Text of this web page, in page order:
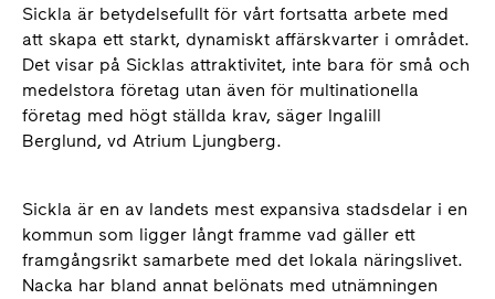
Sickla är betydelsefullt för vårt fortsatta arbete med
att skapa ett starkt, dynamiskt affärskvarter i området.
Det visar på Sicklas attraktivitet, inte bara för små och
medelstora företag utan även för multinationella
företag med högt ställda krav, säger Ingalill
Berglund, vd Atrium Ljungberg.
Sickla är en av landets mest expansiva stadsdelar i en
kommun som ligger långt framme vad gäller ett
framgångsrikt samarbete med det lokala näringslivet.
Nacka har bland annat belönats med utnämningen